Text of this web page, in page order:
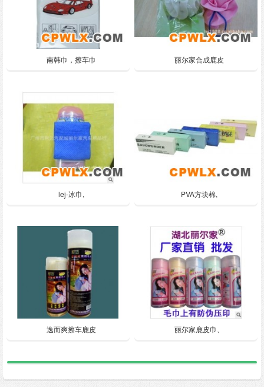
南韩巾，擦车巾 丽尔家合成鹿皮
lej-冰巾, PVA方块棉,
逸而爽擦车鹿皮 丽尔家鹿皮巾、